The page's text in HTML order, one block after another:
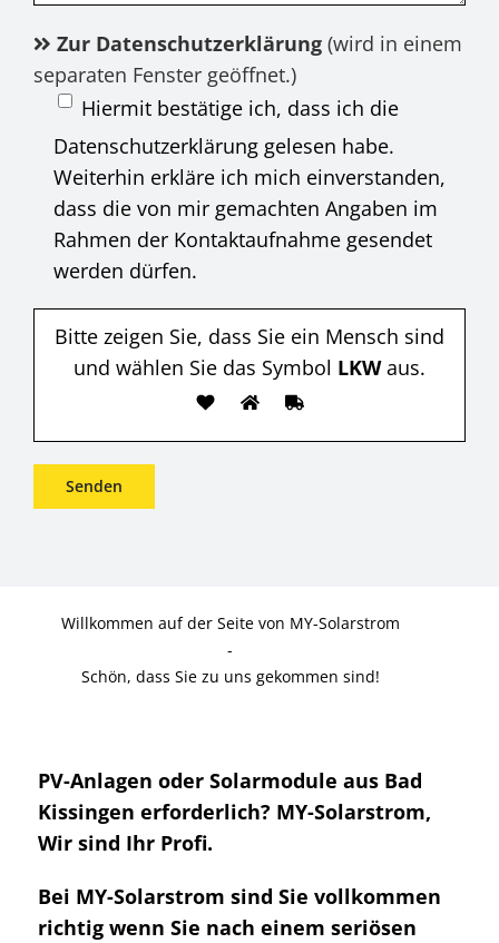
Zur Datenschutzerklärung(wird in einem
separaten Fenster geöffnet.)
Hiermit bestätige ich, dass ich die
Datenschutzerklärung gelesen habe.
Weiterhin erkläre ich mich einverstanden,
dass die von mir gemachten Angaben im
Rahmen der Kontaktaufnahme gesendet
werden dürfen.
Bitte zeigen Sie, dass Sie ein Mensch sind
und wählen Sie das Symbol LKWaus.
Willkommen auf der Seite von MY-Solarstrom
-
Schön, dass Sie zu uns gekommen sind!
PV-Anlagen oder Solarmodule aus Bad
Kissingen erforderlich? MY-Solarstrom,
Wir sind Ihr Profi.
Bei MY-Solarstrom sind Sie vollkommen
richtig wenn Sie nach einem seriösen